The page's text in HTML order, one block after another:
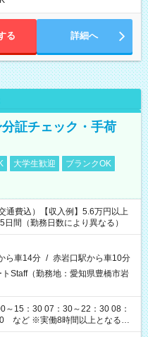
る 詳細へ
証チェック・手荷
大学生歓迎
ブランクOK
通費込）【収入例】5.6万円以上
間（勤務日数により異なる）
ら車14分 / 赤岩口駅から車10分
Staff（勤務地：愛知県豊橋市岩
～15：30 07：30～22：30 08：
など ※実働8時間以上となる勤